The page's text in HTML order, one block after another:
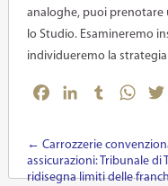
analoghe, puoi prenotare
lo Studio. Esamineremo
individueremo la
FacebookLinkedInTumblr
Post navigation
← Carrozzerie
assicurazioni: Tribunale di
ridisegna limiti delle